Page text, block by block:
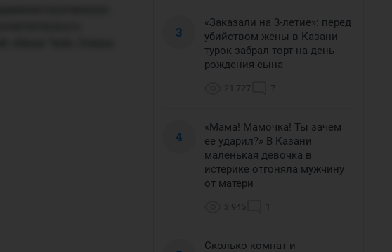
3
«Заказали на 3-летие»: перед
убийством жены в Казани
турок забрал торт на день
рождения сына
21 727 7
4
«Мама! Мамочка! Ты зачем
ее ударил?» В Казани
маленькая девочка в
истерике отгоняла мужчину
от матери
3 945
Сколько комнат и